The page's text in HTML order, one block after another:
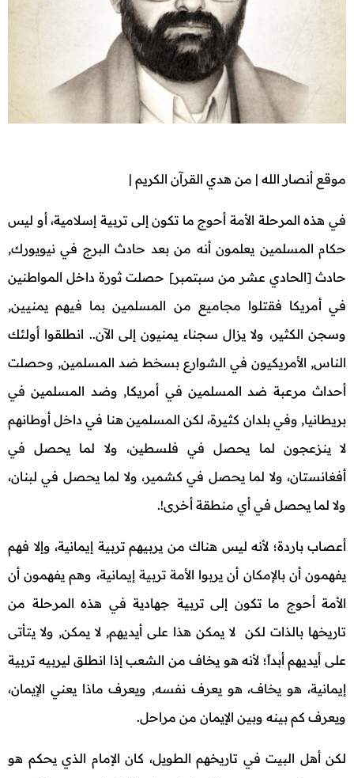
موقع أنصار الله | من هدي القرآن الكريم |
في هذه المرحلة الأمة أحوج ما تكون إلى تربية إسلامية، أو ليس
حكام المسلمين يعلمون أنه من بعد حادث البرج في نيويورك,
حادث [الحادي عشر من سبتمبر] حصلت ثورة داخل المواطنين
في أمريكا فقتلوا مجاميع من المسلمين بما فيهم يمنيين,
وسجن الكثير، ولا يزال سجناء يمنيون إلى الآن.. انطلقوا أولئك
الناس, الأمريكيون في الشوارع بسخط ضد المسلمين, وحصلت
أحداث مرعبة ضد المسلمين في أمريكا, وضد المسلمين في
بريطانيا, وفي بلدان كثيرة، لكن المسلمين هنا في داخل أوطانهم
لا ينزعجون لما يحصل في فلسطين، ولا لما يحصل في
أفغانستان، ولا لما يحصل في كشمير، ولا لما يحصل في لبنان،
ولا لما يحصل في أي منطقة أخرى!.
أعصاب باردة؛ لأنه ليس هناك من يربيهم تربية إيمانية، وإلا فهم
يفهمون أن بالإمكان أن يربوا الأمة تربية إيمانية، وهم يفهمون أن
الأمة أحوج ما تكون إلى تربية جهادية في هذه المرحلة من
تاريخها بالذات لكن لا يمكن هذا على أيديهم, لا يمكن, ولا يتأتى
على أيديهم أبداً؛ لأنه هو يخاف من الشعب إذا انطلق ليربيه تربية
إيمانية، هو يخاف، هو يعرف نفسه, ويعرف ماذا يعني الإيمان،
ويعرف كم بينه وبين الإيمان من مراحل.
لكن أهل البيت في تاريخهم الطويل، كان الإمام الذي يحكم هو